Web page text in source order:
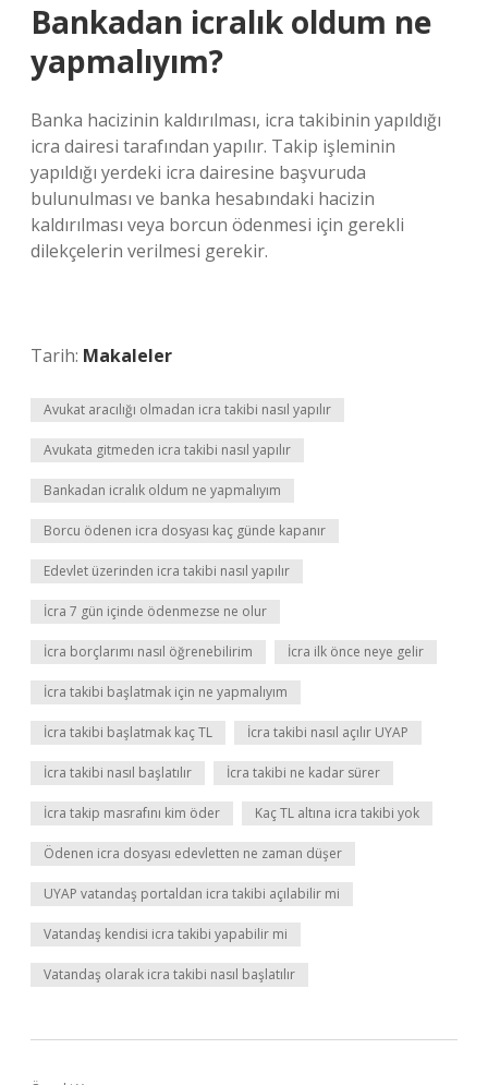
Bankadan icralık oldum ne
yapmalıyım?
Banka hacizinin kaldırılması, icra takibinin yapıldığı
icra dairesi tarafından yapılır. Takip işleminin
yapıldığı yerdeki icra dairesine başvuruda
bulunulması ve banka hesabındaki hacizin
kaldırılması veya borcun ödenmesi için gerekli
dilekçelerin verilmesi gerekir.
Tarih: Makaleler
Avukat aracılığı olmadan icra takibi nasıl yapılır
Avukata gitmeden icra takibi nasıl yapılır
Bankadan icralık oldum ne yapmalıyım
Borcu ödenen icra dosyası kaç günde kapanır
Edevlet üzerinden icra takibi nasıl yapılır
İcra 7 gün içinde ödenmezse ne olur
İcra borçlarımı nasıl öğrenebilirim İcra ilk önce neye gelir
İcra takibi başlatmak için ne yapmalıyım
İcra takibi başlatmak kaç TL İcra takibi nasıl açılır UYAP
İcra takibi nasıl başlatılır İcra takibi ne kadar sürer
İcra takip masrafını kim öder Kaç TL altına icra takibi yok
Ödenen icra dosyası edevletten ne zaman düşer
UYAP vatandaş portaldan icra takibi açılabilir mi
Vatandaş kendisi icra takibi yapabilir mi
Vatandaş olarak icra takibi nasıl başlatılır